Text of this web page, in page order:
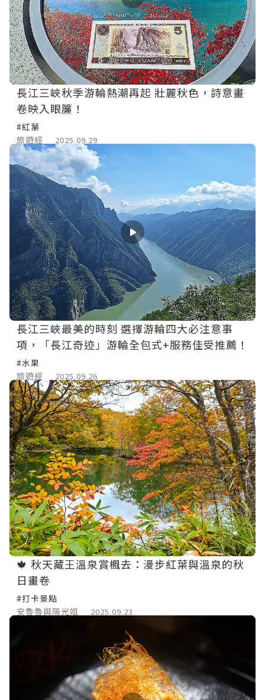
長江三峽秋季游輪熱潮再起 壯麗秋色，詩意畫
卷映入眼簾！
#紅葉
旅遊經
2025.09.29
長江三峽最美的時刻 選擇游輪四大必注意事
項，「長江奇迹」游輪全包式+服務佳受推薦！
#水果
旅遊經
2025.09.26
🍁 秋天藏王溫泉賞楓去：漫步紅葉與溫泉的秋
日畫卷
#打卡景點
安魯魯與陽光姐
2025.09.23